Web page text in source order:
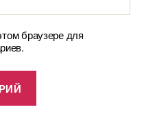
браузере для